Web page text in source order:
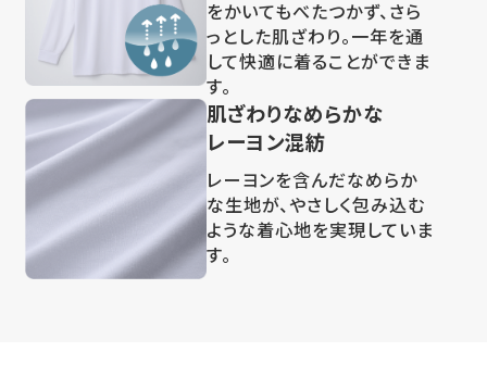
をかいてもべたつかず、さら
っとした肌ざわり。一年を通
して快適に着ることができま
す。
肌ざわりなめらかな
レーヨン混紡
レーヨンを含んだなめらか
な生地が、やさしく包み込む
ような着心地を実現していま
す。